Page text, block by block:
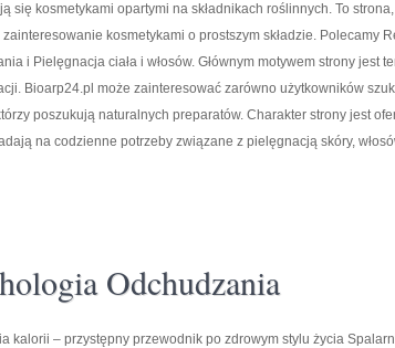
się kosmetykami opartymi na składnikach roślinnych. To
kosmetykami o prostszym składzie. Polecamy
i Pielęgnacja ciała i włosów. Głównym motywem strony jest
Bioarp24.pl może zainteresować zarówno użytkowników
poszukują naturalnych preparatów. Charakter strony jest
na codzienne potrzeby związane z pielęgnacją skóry,
Odchudzania
kalorii – przystępny przewodnik po zdrowym stylu życia